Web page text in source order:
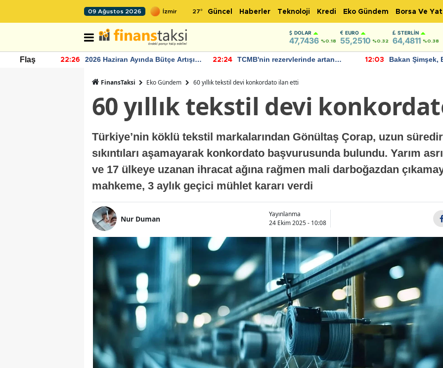
09 Ağustos 2026 27° Güncel Haberler Teknoloji Kredi Eko Gündem Borsa Ve
DOLAR
47,7436 %0.18
EURO
55,2510 %0.32
STERLIN
64,4811 %0.38
Flaş 22:26
2026 Haziran Ayında Bütçe Artışı
22:24
TCMB'nin rezervlerinde artan
12:03
Bakan Şimşek,
FinansTaksi Eko Gündem 60 yıllık tekstil devi konkordato ilan etti
60 yıllık tekstil devi
Türkiye’nin köklü tekstil markalarından Gönültaş Çorap, uzun
sıkıntıları aşamayarak konkordato başvurusunda bulundu. Yarım
ve 17 ülkeye uzanan ihracat ağına rağmen mali darboğazdan
mahkeme, 3 aylık geçici mühlet kararı verdi
Nur Duman
Yayınlanma
24 Ekim 2025 - 10:08